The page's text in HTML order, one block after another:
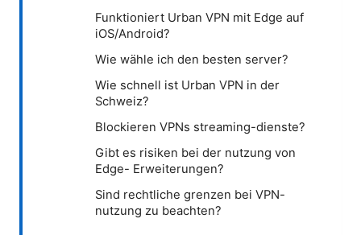
Funktioniert Urban VPN mit Edge auf
iOS/Android?
Wie wähle ich den besten server?
Wie schnell ist Urban VPN in der
Schweiz?
Blockieren VPNs streaming-dienste?
Gibt es risiken bei der nutzung von
Edge- Erweiterungen?
Sind rechtliche grenzen bei VPN-
nutzung zu beachten?